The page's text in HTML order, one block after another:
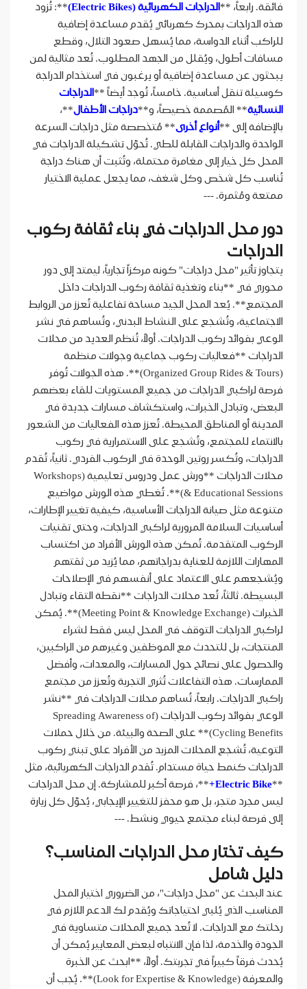
فائقة. رابعاً، ** الدراجات الكهربائية (Electric Bikes)
**: تُزود
هذه الدراجات بمحرك كهربائي يُقدم مساعدة إضافية
للراكب أثناء الدواسة، مما يُسهل صعود التلال، وقطع
مسافات أطول، ويُقلل من الجهد المطلوب. تُعد مثالية لمن
يبحثون عن مساعدة إضافية أو يرغبون في استخدام الدراجة
كوسيلة تنقل أساسية. خامساً، تُوجد أيضاً ** الدراجات
النسائية** المُصممة خصيصاً، و**دراجات الأطفال**،
بالإضافة إلى **أنواع أخرى** مُتخصصة مثل دراجات السرعة
الواحدة والدراجات القابلة للطي. تُحوّل تشكيلة الدراجات في
المحل كل خيار إلى مغامرة محتملة، وتُثبت أن هناك دراجة
تُناسب كل شخص وكل شغف، مما يجعل عملية الاختيار
ممتعة ومُثمرة. ---
دور محل الدراجات في بناء ثقافة ركوب
الدراجات
يتجاوز تأثير "محل دراجات" كونه مركزاً تجارياً، ليمتد إلى دور
محوري في **بناء وتغذية ثقافة ركوب الدراجات داخل
المجتمع**. يُعد المحل الجيد مساحة تفاعلية تُعزز من الروابط
الاجتماعية، وتُشجع على النشاط البدني، وتُساهم في نشر
الوعي بفوائد ركوب الدراجات. أولاً، تُنظم العديد من محلات
الدراجات **فعاليات ركوب جماعية وجولات منظمة
(Organized Group Rides & Tours)**. هذه الجولات تُوفر
فرصة لراكبي الدراجات من جميع المستويات للقاء بعضهم
البعض، وتبادل الخبرات، واستكشاف مسارات جديدة في
المدينة أو المناطق المحيطة. تُعزز هذه الفعاليات من الشعور
بالانتماء للمجتمع، وتُشجع على الاستمرارية في ركوب
الدراجات، وتُكسر روتين الوحدة في الركوب الفردي. ثانياً، تُقدم
محلات الدراجات **ورش عمل ودروس تعليمية (Workshops
& Educational Sessions)**. تُغطي هذه الورش مواضيع
متنوعة مثل صيانة الدراجات الأساسية، كيفية تغيير الإطارات،
أساسيات السلامة المرورية لراكبي الدراجات، وحتى تقنيات
الركوب المتقدمة. تُمكن هذه الورش الأفراد من اكتساب
المهارات اللازمة للعناية بدراجاتهم، مما يُزيد من ثقتهم
ويُشجعهم على الاعتماد على أنفسهم في الإصلاحات
البسيطة. ثالثاً، تُعد محلات الدراجات **نقطة التقاء وتبادل
الخبرات (Meeting Point & Knowledge Exchange)**. يُمكن
لراكبي الدراجات التوقف في المحل ليس فقط لشراء
المنتجات، بل للتحدث مع الموظفين وغيرهم من الراكبين،
والحصول على نصائح حول المسارات، والمعدات، وأفضل
الممارسات. هذه التفاعلات تُثري التجربة وتُعزز من مجتمع
راكبي الدراجات. رابعاً، تُساهم محلات الدراجات في **نشر
الوعي بفوائد ركوب الدراجات (Spreading Awareness of
Cycling Benefits)** على الصحة والبيئة. من خلال حملات
التوعية، تُشجع المحلات المزيد من الأفراد على تبني ركوب
الدراجات كنمط حياة مستدام. تُقدم الدراجات الكهربائية، مثل
**
Electric Bike+ **، فرصة أكبر للمشاركة. إن محل الدراجات
ليس مجرد متجر، بل هو محفز للتغيير الإيجابي، يُحوّل كل زيارة
إلى فرصة لبناء مجتمع حيوي ونشط. ---
كيف تختار محل الدراجات المناسب؟
دليل شامل
عند البحث عن "محل دراجات"، من الضروري اختيار المحل
المناسب الذي يُلبي احتياجاتك ويُقدم لك الدعم اللازم في
رحلتك مع الدراجات. لا تُعد جميع المحلات متساوية في
الجودة والخدمة، لذا فإن الانتباه لبعض المعايير يُمكن أن
يُحدث فرقاً كبيراً في تجربتك. أولاً، **ابحث عن الخبرة
والمعرفة (Look for Expertise & Knowledge)**. يُجب أن